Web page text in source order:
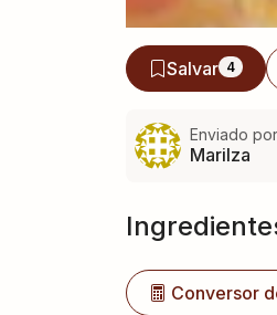
Salvar 4
Enviado por
Marilza
Conversor